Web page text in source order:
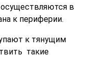
в
к периферии.
к тянущим
такие